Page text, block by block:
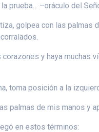
prueba… –oráculo del
golpea con las
y haya muchas
toma posición a la
palmas de mis manos y
en estos términos: